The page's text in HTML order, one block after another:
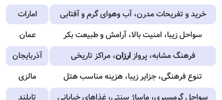
خرید و تفریحات مدرن، آب وهوای گرم و آفتابی
امارات
سواحل زیبا، امنیت بالا، آرامش و طبیعت بکر
عمان
فرهنگ مشابه، پروازارزان، مراکز تاریخی
آذربایجان
تنوع فرهنگی، جزایر زیبا، هزینه مناسب هتل
مالزی
سواحل گرمسیری، ماساژ سنتی، غذاهای خیابانی
تایلند